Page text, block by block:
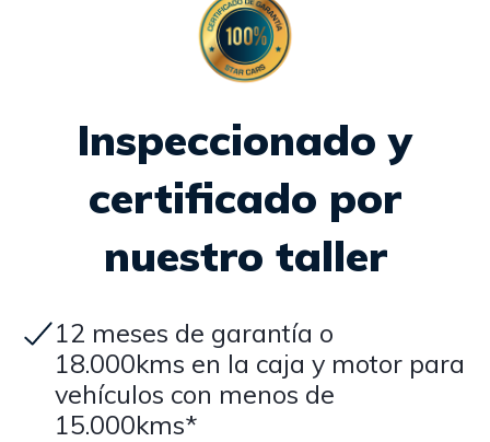
Inspeccionado y
certificado por
nuestro taller
12 meses de garantía o
18.000kms en la caja y motor para
vehículos con menos de
15.000kms*